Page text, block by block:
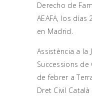
Derecho de
AEAFA, los
en Madrid.
Assistència a la
Successions de
de febrer a
Dret Civil